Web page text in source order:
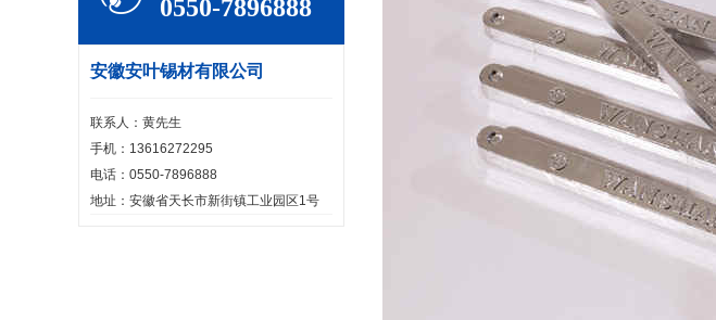
0550-7896888
安徽安叶锡材有限公司
联系人：黄先生
手机：13616272295
电话：0550-7896888
地址：安徽省天长市新街镇工业园区1号